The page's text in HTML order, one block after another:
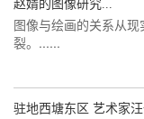
赵婧的图像研究...
图像与绘画的关系从
裂。......
驻地西塘东区 艺术家